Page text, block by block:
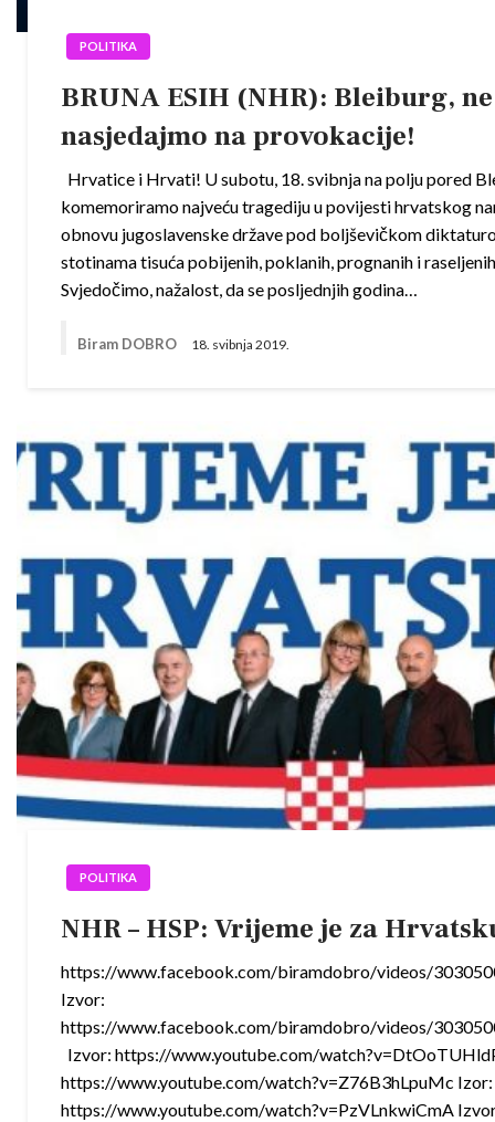
POLITIKA
BRUNA ESIH (NHR): Bleiburg, ne
nasjedajmo na provokacije!
Hrvatice i Hrvati! U subotu, 18. svibnja na polju pored
komemoriramo najveću tragediju u povijesti hrvatskog
obnovu jugoslavenske države pod boljševičkom
stotinama tisuća pobijenih, poklanih, prognanih i
Svjedočimo, nažalost, da se posljednjih godina…
Biram DOBRO 18. svibnja 2019.
POLITIKA
NHR – HSP: Vrijeme je za
https://www.facebook.com/biramdobro/videos/
Izvor:
https://www.facebook.com/biramdobro/videos/
Izvor: https://www.youtube.com/
https://www.youtube.com/watch?v=Z76B3hLpuMc Izor:
https://www.youtube.com/watch?v=PzVLnkwiCmA